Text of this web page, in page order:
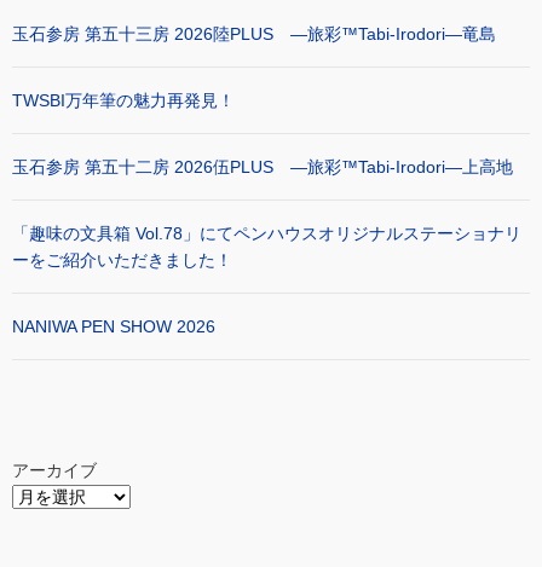
玉石参房 第五十三房 2026陸PLUS ―旅彩™Tabi-Irodori―竜島
TWSBI万年筆の魅力再発見！
玉石参房 第五十二房 2026伍PLUS ―旅彩™Tabi-Irodori―上高地
「趣味の文具箱 Vol.78」にてペンハウスオリジナルステーショナリ
ーをご紹介いただきました！
NANIWA PEN SHOW 2026
アーカイブ